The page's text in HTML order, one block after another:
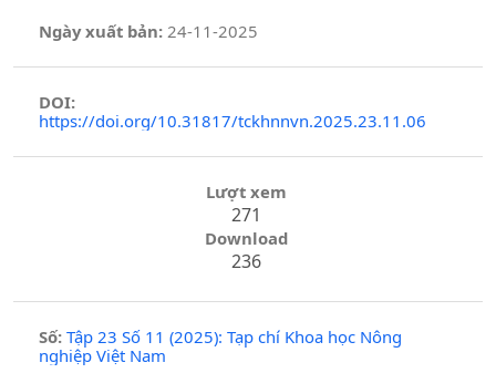
Ngày xuất bản: 24-11-2025
DOI:
https://doi.org/10.31817/tckhnnvn.2025.23.11.06
Lượt xem
271
Download
236
Số: Tập 23 Số 11 (2025): Tạp chí Khoa học Nông
nghiệp Việt Nam